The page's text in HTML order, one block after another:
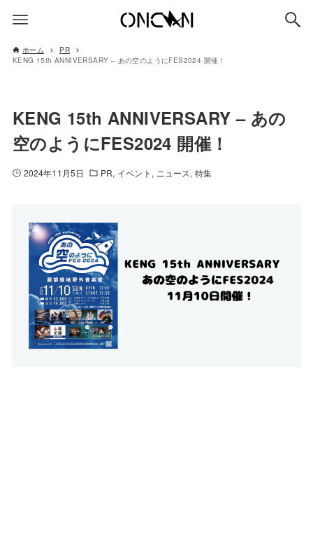
ホーム
PR
KENG 15th ANNIVERSARY – あの空のようにFES2024 開催！
KENG 15th ANNIVERSARY – あの
空のようにFES2024 開催！
2024年11月5日 PR イベント ニュース 特集